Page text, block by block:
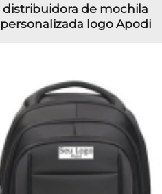
distribuidora de mochila
personalizada logo Apodi